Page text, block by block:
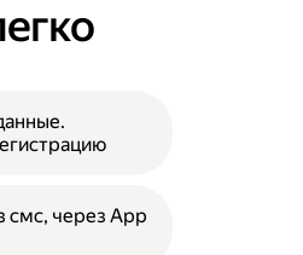
смс, через App